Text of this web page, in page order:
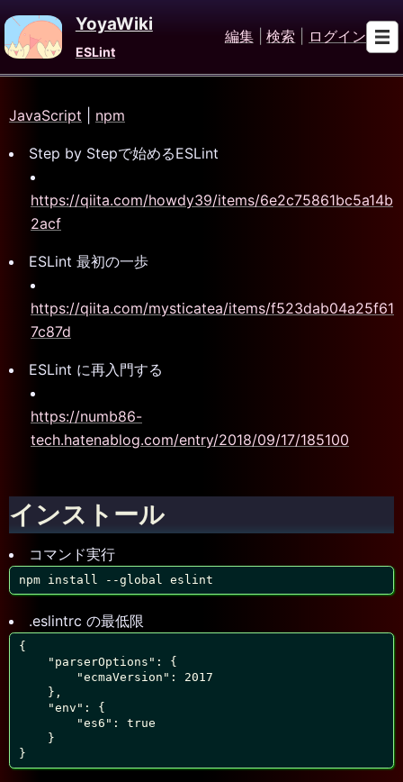
YoyaWiki
ESLint
編集 検索 ログイン
JavaScript npm
Step by Stepで始めるESLint
https://qiita.com/howdy39/items/6e2c75861bc5a14b
2acf
ESLint 最初の一歩
https://qiita.com/mysticatea/items/f523dab04a25f61
7c87d
ESLint に再入門する
https://numb86-
tech.hatenablog.com/entry/2018/09/17/185100
インストール
コマンド実行
npm install --global eslint
.eslintrc の最低限
{
}